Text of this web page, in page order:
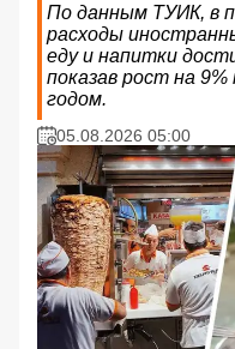
По данным ТУИК, в
расходы
еду и напитки
показав рост на
годом.
05.08.2026 05:00